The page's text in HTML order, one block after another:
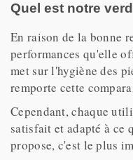
Quel est notre
En raison de la bonne
performances qu'elle
met sur l'hygiène des
remporte cette
Cependant, chaque
satisfait et adapté à ce
propose, c'est le plus